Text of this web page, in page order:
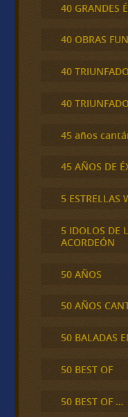
40 GRANDES
40 OBRAS
40
40
45 años
45 AÑOS DE
5 ESTRELLAS
5 IDOLOS DE
ACORDEÓN
50 AÑOS
50 AÑOS
50 BALADAS
50 BEST OF
50 BEST OF …